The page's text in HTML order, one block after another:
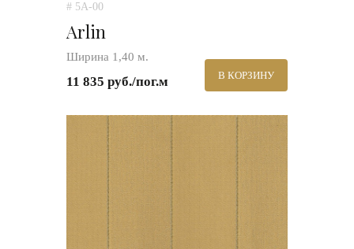
# 5A-00
Arlin
Ширина 1,40 м.
11 835 руб./пог.м В КОРЗИНУ